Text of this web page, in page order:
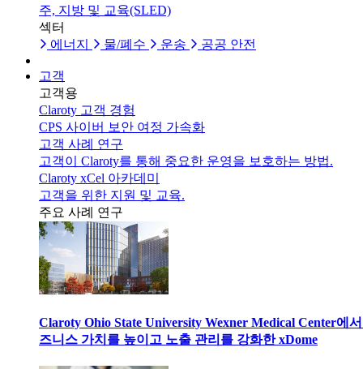
주, 지방 및 교육(SLED)
섹터
에너지
물/폐수 운송 공공 안전
고객
고객용
Claroty 고객 경험
CPS 사이버 보안 여정 가속화
고객 사례 연구
고객이 Claroty를 통해 중요한 운영을 보호하는 방법.
Claroty xCel 아카데미
고객을 위한 지원 및 교육.
주요 사례 연구
Claroty Ohio State University Wexner Medical Center에
즈니스 가치를 높이고 노출 관리를 강화한 xDome